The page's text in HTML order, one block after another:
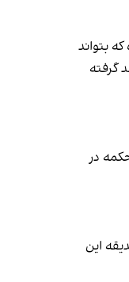
بتواند
گرفته
در
این